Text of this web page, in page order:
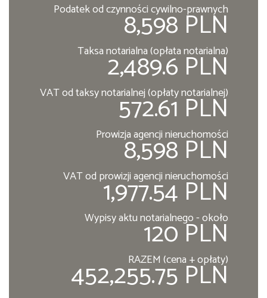
Podatek od czynności cywilno-prawnych
8,598 PLN
Taksa notarialna (opłata notarialna)
2,489.6 PLN
VAT od taksy notarialnej (opłaty notarialnej)
572.61 PLN
Prowizja agencji nieruchomości
8,598 PLN
VAT od prowizji agencji nieruchomości
1,977.54 PLN
Wypisy aktu notarialnego - około
120 PLN
RAZEM (cena + opłaty)
452,255.75 PLN